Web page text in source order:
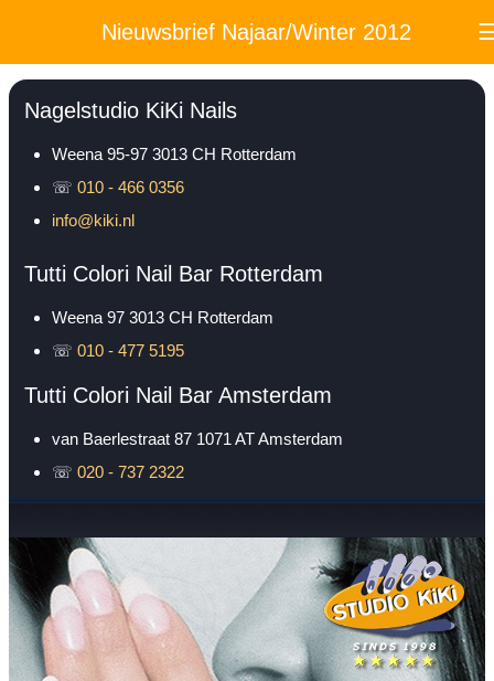
Nieuwsbrief Najaar/Winter 2012
Nagelstudio KiKi Nails
Weena 95-97 3013 CH Rotterdam
☏010 - 466 0356
info@kiki.nl
Tutti Colori Nail Bar Rotterdam
Weena 97 3013 CH Rotterdam
☏010 - 477 5195
Tutti Colori Nail Bar Amsterdam
van Baerlestraat 87 1071 ATAmsterdam
☏020 - 737 2322